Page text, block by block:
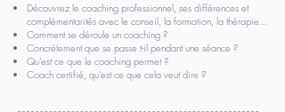
Découvrez le coaching professionnel, ses différences et
complémentarités avec le conseil, la formation, la thérapie...
Comment se déroule un coaching ?
Concrètement que se passe t-il pendant une séance ?
Qu'est ce que le coaching permet ?
Coach certifié, qu'est ce que cela veut dire ?